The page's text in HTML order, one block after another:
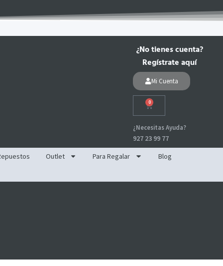
¿No tienes cuenta?
Regístrate aquí
Mi Cuenta
0
Carrito
¿Necesitas Ayuda?
927 23 99 77
Outlet Para Regalar Blog